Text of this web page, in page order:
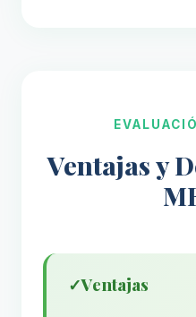
Ventajas y
✓Ventajas